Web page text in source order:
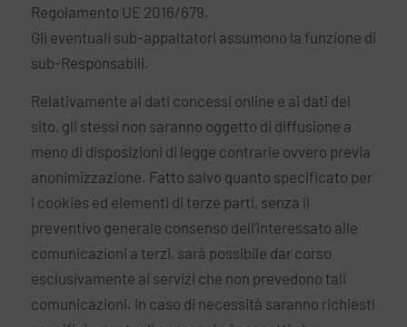
Regolamento UE 2016/679.
Gli eventuali sub-appaltatori assumono la funzione di
sub-Responsabili.
Relativamente ai dati concessi online e ai dati del
sito, gli stessi non saranno oggetto di diffusione a
meno di disposizioni di legge contrarie ovvero previa
anonimizzazione. Fatto salvo quanto specificato per
i cookies ed elementi di terze parti, senza il
preventivo generale consenso dell’interessato alle
comunicazioni a terzi, sarà possibile dar corso
esclusivamente ai servizi che non prevedono tali
comunicazioni. In caso di necessità saranno richiesti